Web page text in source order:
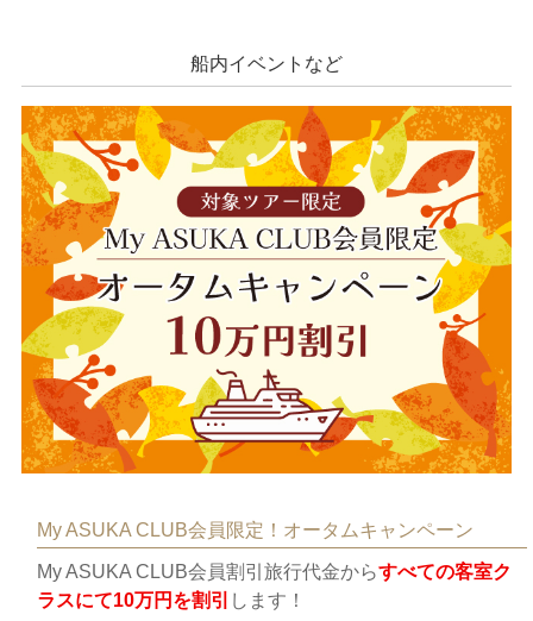
船内イベントなど
My ASUKA CLUB会員限定！オータムキャンペーン
My ASUKA CLUB会員割引旅行代金からすべての客室ク
ラスにて10万円を割引 します！